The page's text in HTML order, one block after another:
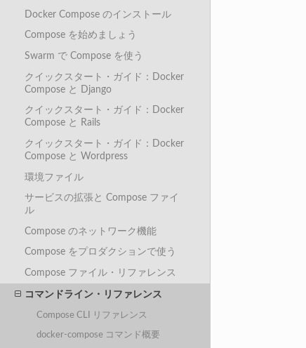
Docker Compose のインストール
Compose を始めましょう
Swarm で Compose を使う
クイックスタート・ガイド：Docker
Compose と Django
クイックスタート・ガイド：Docker
Compose と Rails
クイックスタート・ガイド：Docker
Compose と Wordpress
環境ファイル
サービスの拡張と Compose ファイ
ル
Compose のネットワーク機能
Compose をプロダクションで使う
Compose ファイル・リファレンス
コマンドライン・リファレンス
Compose CLI リファレンス
docker-compose コマンド概要